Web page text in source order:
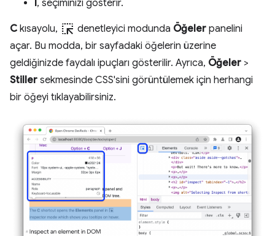
I, seçiminizi gösterir.
C kısayolu, ink_selection denetleyici modunda Öğeler panelini
açar. Bu modda, bir sayfadaki öğelerin üzerine
geldiğinizde faydalı ipuçları gösterilir. Ayrıca, Öğeler >
Stiller sekmesinde CSS'sini görüntülemek için herhangi
bir öğeyi tıklayabilirsiniz.